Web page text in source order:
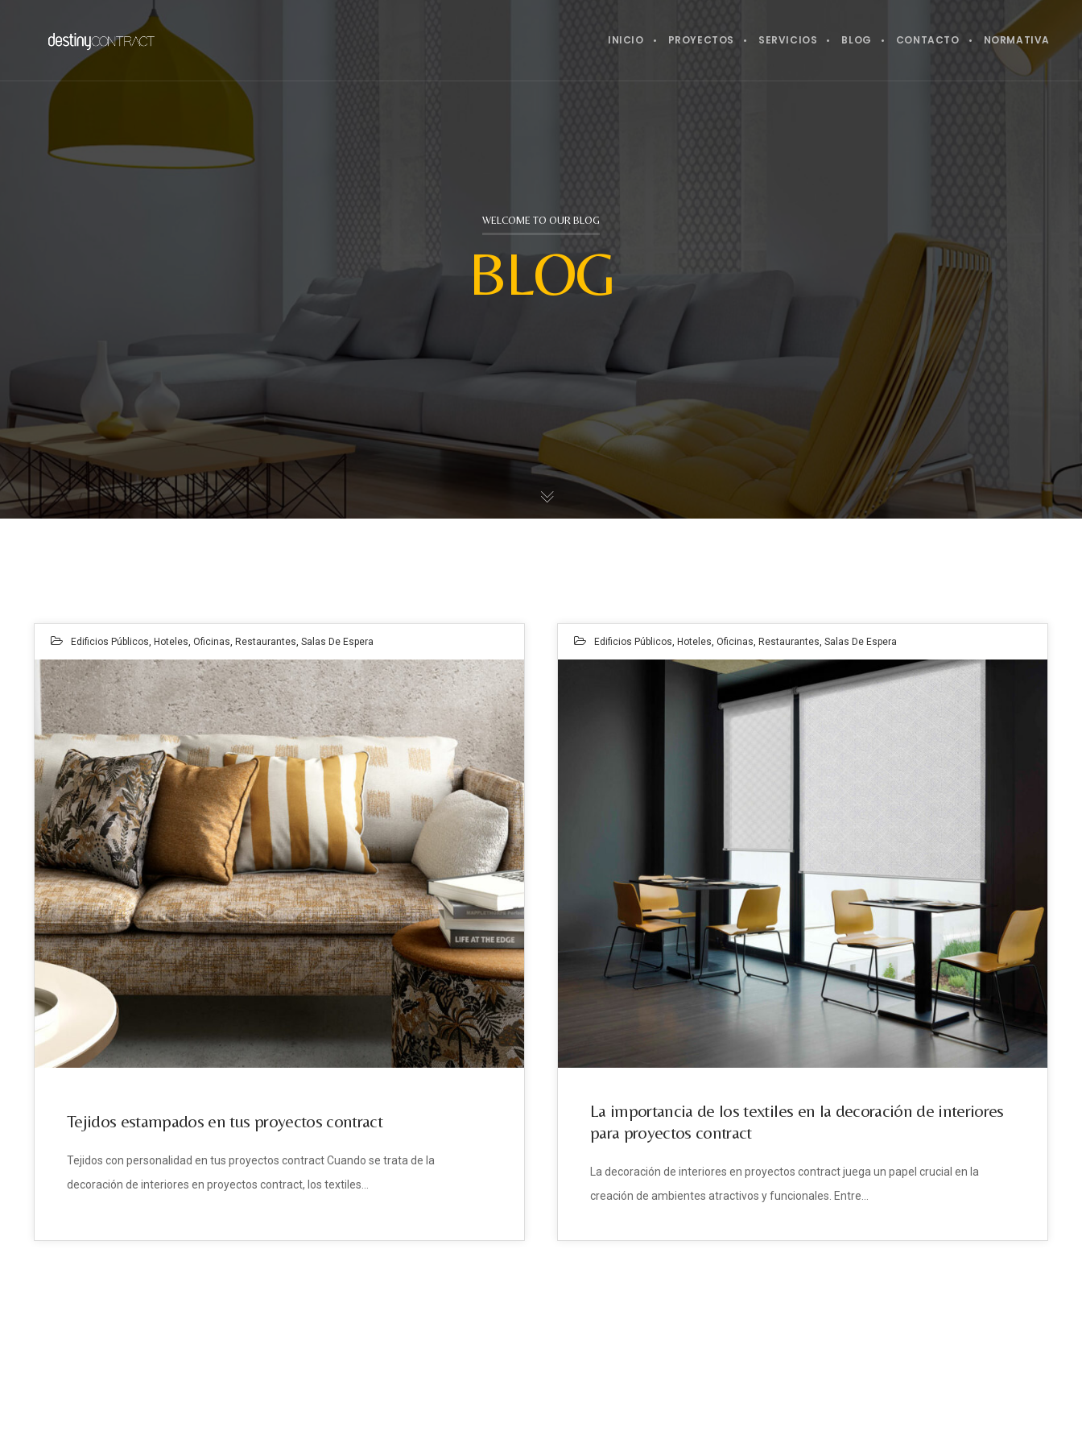
INICIO PROYECTOS SERVICIOS BLOG CONTACTO NORMATIVA
WELCOME TO OUR BLOG
BLOG
Edificios Públicos, Hoteles, Oficinas, Restaurantes, Salas De Espera
Tejidos estampados en tus proyectos contract
Tejidos con personalidad en tus proyectos contract Cuando se trata de la
decoración de interiores en proyectos contract, los textiles…
Edificios Públicos, Hoteles, Oficinas, Restaurantes, Salas De Espera
La importancia de los textiles en la decoración de interiores
para proyectos contract
La decoración de interiores en proyectos contract juega un papel crucial en la
creación de ambientes atractivos y funcionales. Entre…